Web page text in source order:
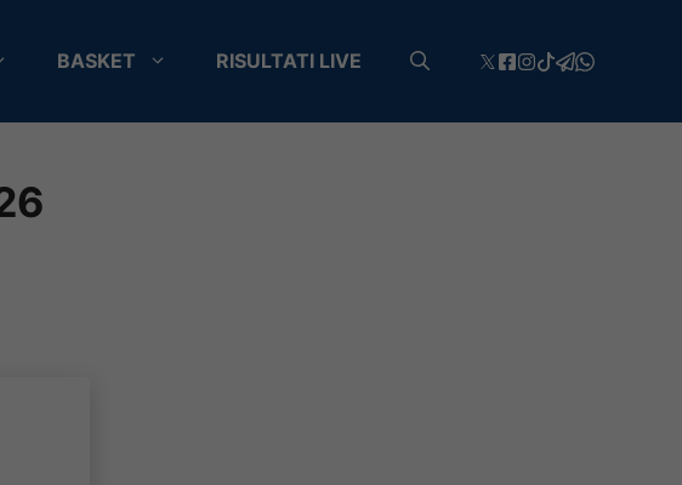
BASKET RISULTATI LIVE